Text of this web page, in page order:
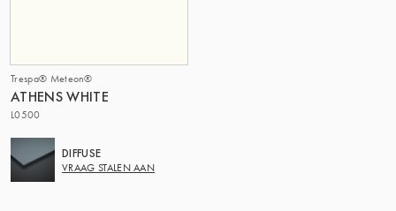
Trespa® Meteon®
ATHENS WHITE
L0500
DIFFUSE
VRAAG STALEN AAN